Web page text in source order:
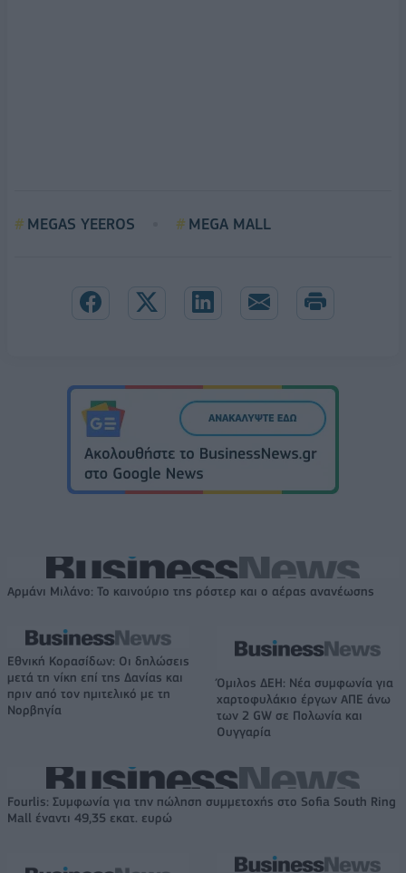
MEGAS YEEROS MEGA MALL
Αρμάνι Μιλάνο: Το καινούριο της ρόστερ και ο αέρας ανανέωσης
Εθνική Κορασίδων: Οι δηλώσεις
μετά τη νίκη επί της Δανίας και
πριν από τον ημιτελικό με τη
Νορβηγία
Όμιλος ΔΕΗ: Νέα συμφωνία για
χαρτοφυλάκιο έργων ΑΠΕ άνω
των 2 GW σε Πολωνία και
Ουγγαρία
Fourlis: Συμφωνία για την πώληση συμμετοχής στο Sofia South Ring
Mall έναντι 49,35 εκατ. ευρώ